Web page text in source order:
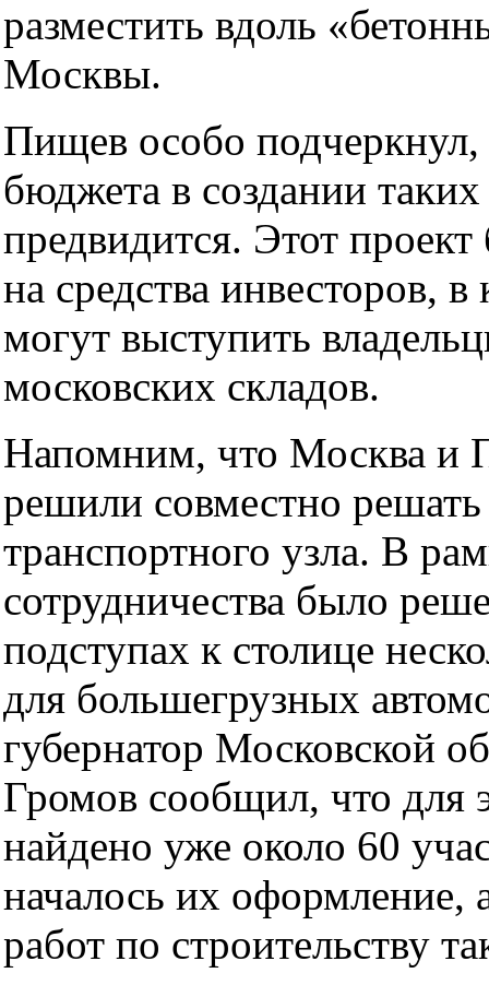
разместить вдоль
Москвы.
Пищев особо подчеркнул,
бюджета в создании
предвидится. Этот проект
на средства инвесторов, в
могут выступить
московских складов.
Напомним, что Москва и
решили совместно
транспортного узла. В
сотрудничества было
подступах к столице
для большегрузных
губернатор Московской
Громов сообщил, что для
найдено уже около 60
началось их оформление,
работ по строительству